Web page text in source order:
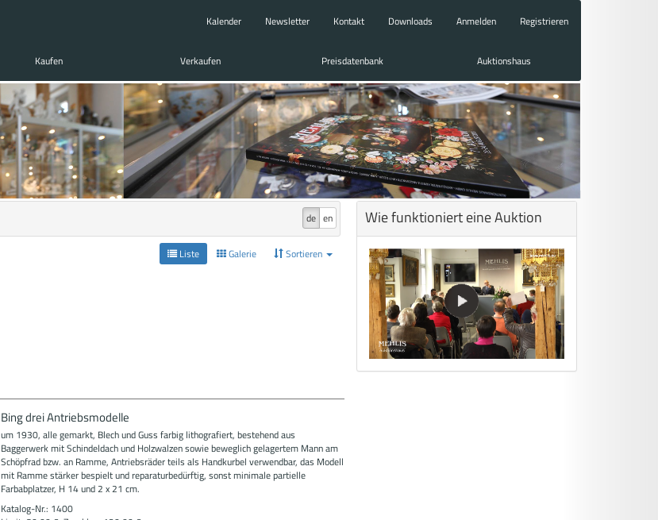
Kalender Newsletter Kontakt Downloads Anmelden Registrieren
Kaufen Verkaufen Preisdatenbank Auktionshaus
de en
Liste Galerie Sortieren
Bing drei Antriebsmodelle
um 1930, alle gemarkt, Blech und Guss farbig lithografiert, bestehend aus
Baggerwerk mit Schindeldach und Holzwalzen sowie beweglich gelagertem Mann am
Schöpfrad bzw. an Ramme, Antriebsräder teils als Handkurbel verwendbar, das Modell
mit Ramme stärker bespielt und reparaturbedürftig, sonst minimale partielle
Farbabplatzer, H 14 und 2 x 21 cm.
Katalog-Nr.: 1400
Wie funktioniert eine Auktion